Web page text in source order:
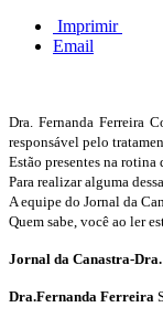
Imprimir
Email
Dra. Fernanda Ferreira
responsável pelo
Estão presentes na
Para realizar alguma
A equipe do Jornal da
Quem sabe, você ao ler
Jornal da Canastra-
Dra.Fernanda Ferreira